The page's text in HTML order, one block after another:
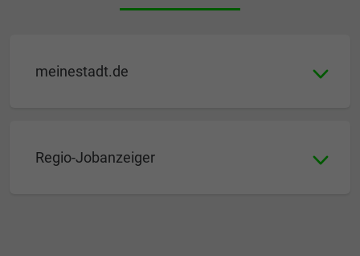
meinestadt.de
Regio-Jobanzeiger